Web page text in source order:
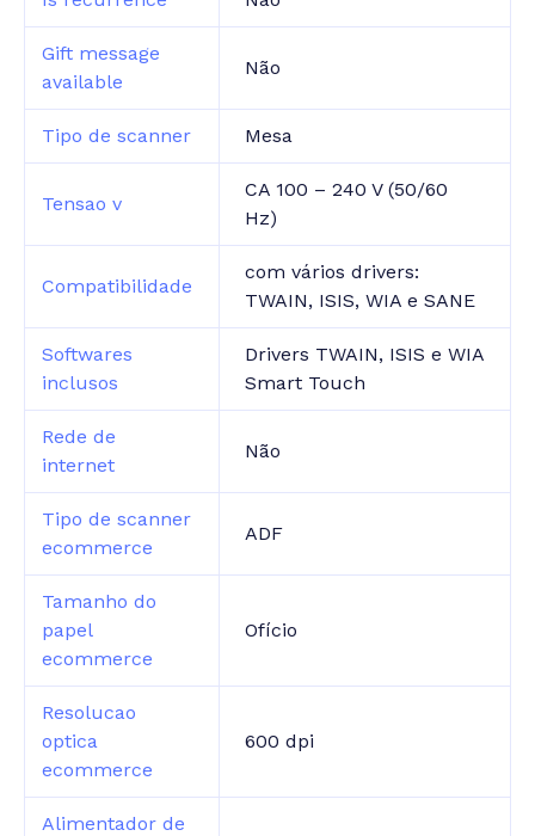
Gift message
available
Não
Tipo de scanner Mesa
Tensao v
CA 100 – 240 V (50/60
Hz)
Compatibilidade
com vários drivers:
TWAIN, ISIS, WIA e SANE
Softwares
inclusos
Drivers TWAIN, ISIS e WIA
Smart Touch
Rede de
internet
Não
Tipo de scanner
ecommerce
ADF
Tamanho do
papel
ecommerce
Ofício
Resolucao
optica
ecommerce
600 dpi
Alimentador de